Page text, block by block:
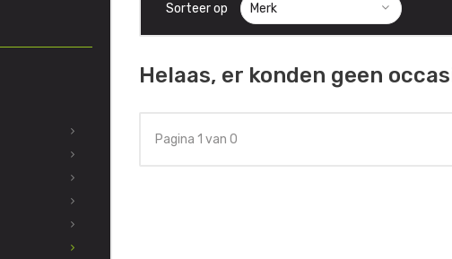
Sorteer op
Helaas, er konden geen
Pagina 1 van 0